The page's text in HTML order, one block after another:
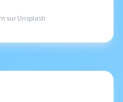
surUnsplash